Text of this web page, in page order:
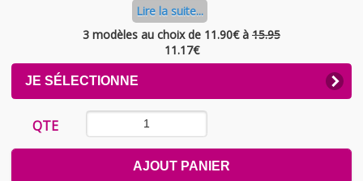
Lire la suite...
3 modèles au choixde 11.90€ à 15.95
11.17€
JE SÉLECTIONNE
EXPAND
CONTENTS
QTE
AJOUT PANIER